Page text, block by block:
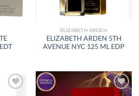
ELIZABETH ARDEN
ELIZABETH ARDEN 5TH
AVENUE NYC 125 ML EDP